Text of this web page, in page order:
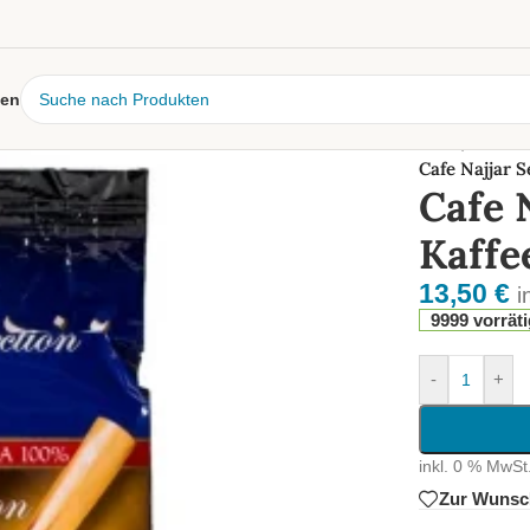
Cafe Najjar
Cafe
13,50€
9999
- +
inkl. 0 % MwSt.
Zur